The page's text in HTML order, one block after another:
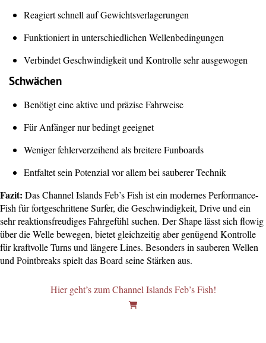
Reagiert schnell auf Gewichtsverlagerungen
Funktioniert in unterschiedlichen Wellenbedingungen
Verbindet Geschwindigkeit und Kontrolle sehr ausgewogen
Schwächen
Benötigt eine aktive und präzise Fahrweise
Für Anfänger nur bedingt geeignet
Weniger fehlerverzeihend als breitere Funboards
Entfaltet sein Potenzial vor allem bei sauberer Technik
Fazit: Das Channel Islands Feb’s Fish ist ein modernes Performance-
Fish für fortgeschrittene Surfer, die Geschwindigkeit, Drive und ein
sehr reaktionsfreudiges Fahrgefühl suchen. Der Shape lässt sich flowig
über die Welle bewegen, bietet gleichzeitig aber genügend Kontrolle
für kraftvolle Turns und längere Lines. Besonders in sauberen Wellen
und Pointbreaks spielt das Board seine Stärken aus.
Hier geht’s zum Channel Islands Feb’s Fish!